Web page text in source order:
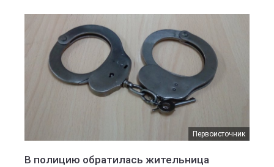
Первоисточник
В полицию обратилась жительница